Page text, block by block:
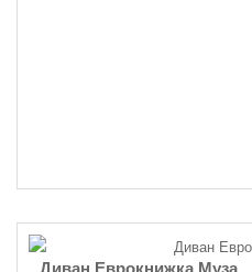
Диван Еврокнижка Муза